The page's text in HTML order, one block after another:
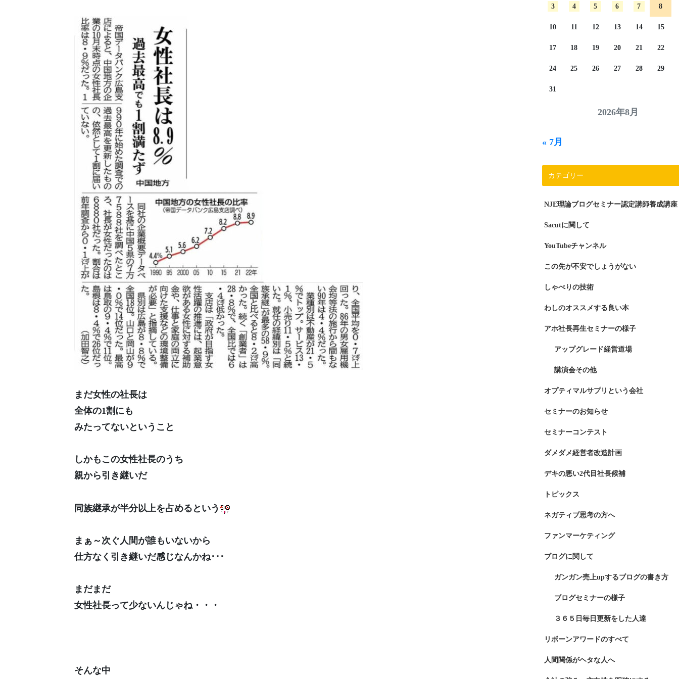
まだ女性の社長は
全体の1割にも
みたってないということ
しかもこの女性社長のうち
親から引き継いだ
同族継承が半分以上を占めるという
まぁ～次ぐ人間が誰もいないから
仕方なく引き継いだ感じなんかね･･･
まだまだ
女性社長って少ないんじゃね・・・
そんな中
2026年8月
3 4 5 6 7 8
10 11 12 13 14 15
17 18 19 20 21 22
24 25 26 27 28 29
31
« 7月
カテゴリー
NJE理論ブログセミナー認定講師養成講座
Sacutに関して
YouTubeチャンネル
この先が不安でしょうがない
しゃべりの技術
わしのオススメする良い本
アホ社長再生セミナーの様子
アップグレード経営道場
講演会その他
オプティマルサプリという会社
セミナーのお知らせ
セミナーコンテスト
ダメダメ経営者改造計画
デキの悪い2代目社長候補
トピックス
ネガティブ思考の方へ
ファンマーケティング
ブログに関して
ガンガン売上upするブログの書き方
ブログセミナーの様子
３６５日毎日更新をした人達
リボーンアワードのすべて
人間関係がヘタな人へ